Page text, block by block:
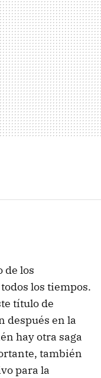
de los
los tiempos.
título de
después en la
hay otra saga
también
para la